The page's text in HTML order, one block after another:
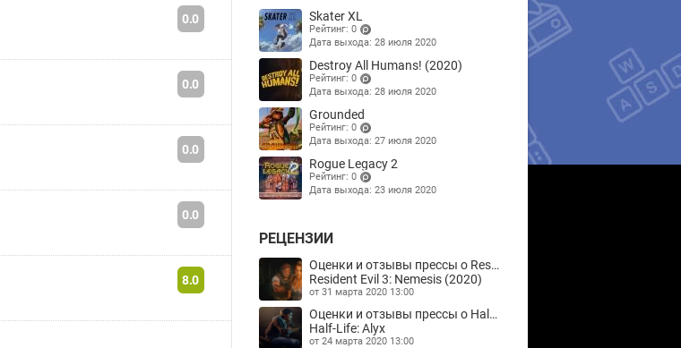
0.0
0.0
0.0
0.0
8.0
Skater XL
Рейтинг: 0
(points)
Дата выхода: 28 июля 2020
Destroy All Humans! (2020)
Рейтинг: 0
(points)
Дата выхода: 28 июля 2020
Grounded
Рейтинг: 0
(points)
Дата выхода: 27 июля 2020
Rogue Legacy 2
Рейтинг: 0
(points)
Дата выхода: 23 июля 2020
РЕЦЕНЗИИ
Оценки и отзывы прессы о Resident Evil 3: Nemesis
Resident Evil 3: Nemesis (2020)
от 31 марта 2020 13:00
Оценки и отзывы прессы о Half-Life: Alyx
Half-Life: Alyx
от 24 марта 2020 13:00